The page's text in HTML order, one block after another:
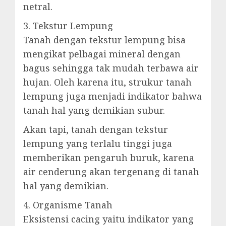
netral.
3. Tekstur Lempung
Tanah dengan tekstur lempung bisa
mengikat pelbagai mineral dengan
bagus sehingga tak mudah terbawa air
hujan. Oleh karena itu, strukur tanah
lempung juga menjadi indikator bahwa
tanah hal yang demikian subur.
Akan tapi, tanah dengan tekstur
lempung yang terlalu tinggi juga
memberikan pengaruh buruk, karena
air cenderung akan tergenang di tanah
hal yang demikian.
4. Organisme Tanah
Eksistensi cacing yaitu indikator yang